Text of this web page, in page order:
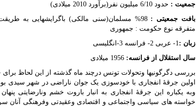
جمعیت : حدود 6/10 میلیون نفر(برآورد 2010 میلادی)
بافت جمعیتی :
متفرقه نوع حکومت : جمهوری
زبان :1- عربی 2- فرانسه 3-انگلیسی
سال استقلال از فرانسه:
بررسی دگرگونیها وتحولات تونس درچند ماه گذشته از این لحاظ
اولین جرقۀ انفجاری با خودسوزی یک جوان ناراضی در شهر سیدی
وبه یکباره این جرقۀ انفجاری به انبار باروت خشم ونارضایتی
خواسته های سیاسی واجتماعی و اقتصادی وعقیدتی وفرهنگی آنان